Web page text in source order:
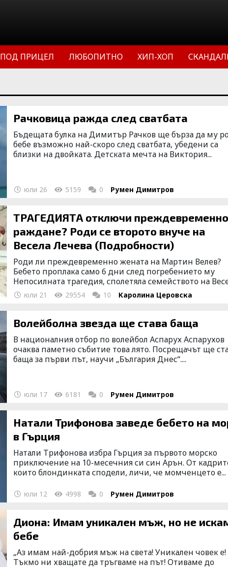
ПОД ПРИЦЕЛ ЛЮБОПИТНО ХИП-ХОП
Рачковица ражда след сватбата
Бъдещата булка на Димитър Рачков ще бърза да му
бебе възможно най-скоро след сватбата, убедени са
близки на двойката. Детската мечта на Виктория...
юли 26 5159 0 Румен Димитров
ТРАГЕДИЯТА отключи
раждане? Роди се второто внуче на
Весела Лечева (Подробности)
Роди ли преждевременно жената на Мартин Велев?
Бебето проплака само 6 дни след погребението му
Непосилната трагедия, сполетяла семейството на
юли 21 29554 10 Каролина Церовска
Волейболна звезда ще става баща
В националния отбор по волейбол Аспарух Аспарухов
очаква паметно събитие това лято. Посрещачът ще
баща за първи път, научи „България Днес“....
юли 17 6181 0 Румен Димитров
Натали Трифонова заведе бебето на море
в Гърция
Натали Трифонова избра Гърция за първото морско
приключение на 10-месечния си син Арън. От
които блондинката сподели, личи, че момченцето е...
юли 12 4998 0 Румен Димитров
Диона: Имам уникален мъж, но не
бебе
„Аз имам най-добрия мъж на света! Уникален човек е!
Тъкмо ни хващате да тръгваме на път! Отиваме до